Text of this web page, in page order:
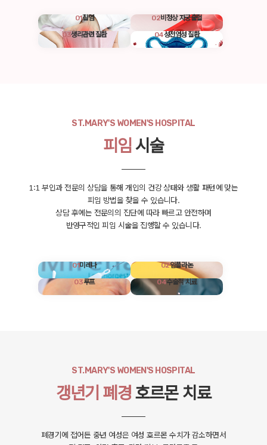
01질염 02비정상 자궁출혈
03생리관련 질환 04성전염성 질환
ST.MARY'S WOMEN'S HOSPITAL
피임 시술
1:1 부인과 전문의 상담을 통해 개인의 건강 상태와 생활 패턴에 맞는
피임 방법을 찾을 수 있습니다.
상담 후에는 전문의의 진단에 따라 빠르고 안전하며
반영구적인 피임 시술을 진행할 수 있습니다.
01미레나 02임플라논
03루프 04수술적 치료
ST.MARY'S WOMEN'S HOSPITAL
갱년기 폐경 호르몬 치료
폐경기에 접어든 중년 여성은 여성 호르몬 수치가 감소하면서